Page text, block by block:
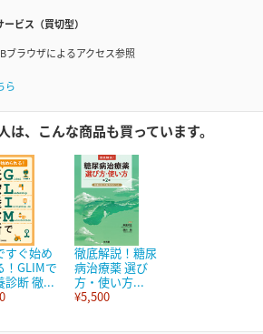
ビス（買切型）
ラウザによるアクセス参照
ら
は、こんな商品も買っています。
すぐ始め
！GLIMで
診断 徹...
徹底解説！糖尿
病治療薬 選び
方・使い方...
¥5,500